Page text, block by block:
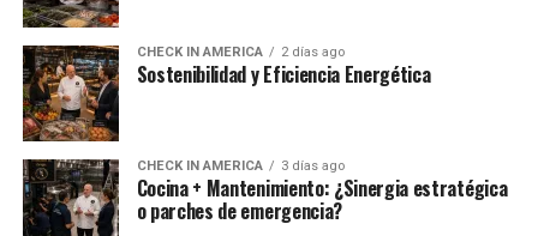
CHECK IN AMERICA 2 días ago
Sostenibilidad y Eficiencia Energética
CHECK IN AMERICA 3 días ago
Cocina + Mantenimiento: ¿Sinergia estratégica
o parches de emergencia?